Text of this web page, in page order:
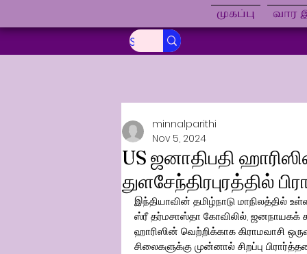
முகப்பு வார
US ஜனாதிபதி
துளசேந்திரபுரத்தில்
minnalparithi
Nov 5, 2024
இந்தியாவின் தமிழ்நாடு மாநிலத்தில்
ஸ்ரீ தர்மசாஸ்தா கோவிலில், ஜனநாயகக்
ஹாரிஸின் வெற்றிக்காக கிராமவாசி
சிலைகளுக்கு முன்னால் சிறப்பு